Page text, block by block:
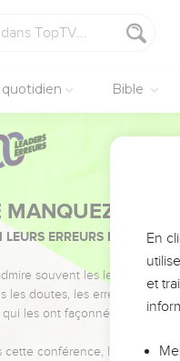
Bible
MANQUEZ PAS
LEURS ERREURS
souvent les leaders pour
les doutes, les erreurs et les
les ont façonnés.
cette conférence, leaders,
En
et